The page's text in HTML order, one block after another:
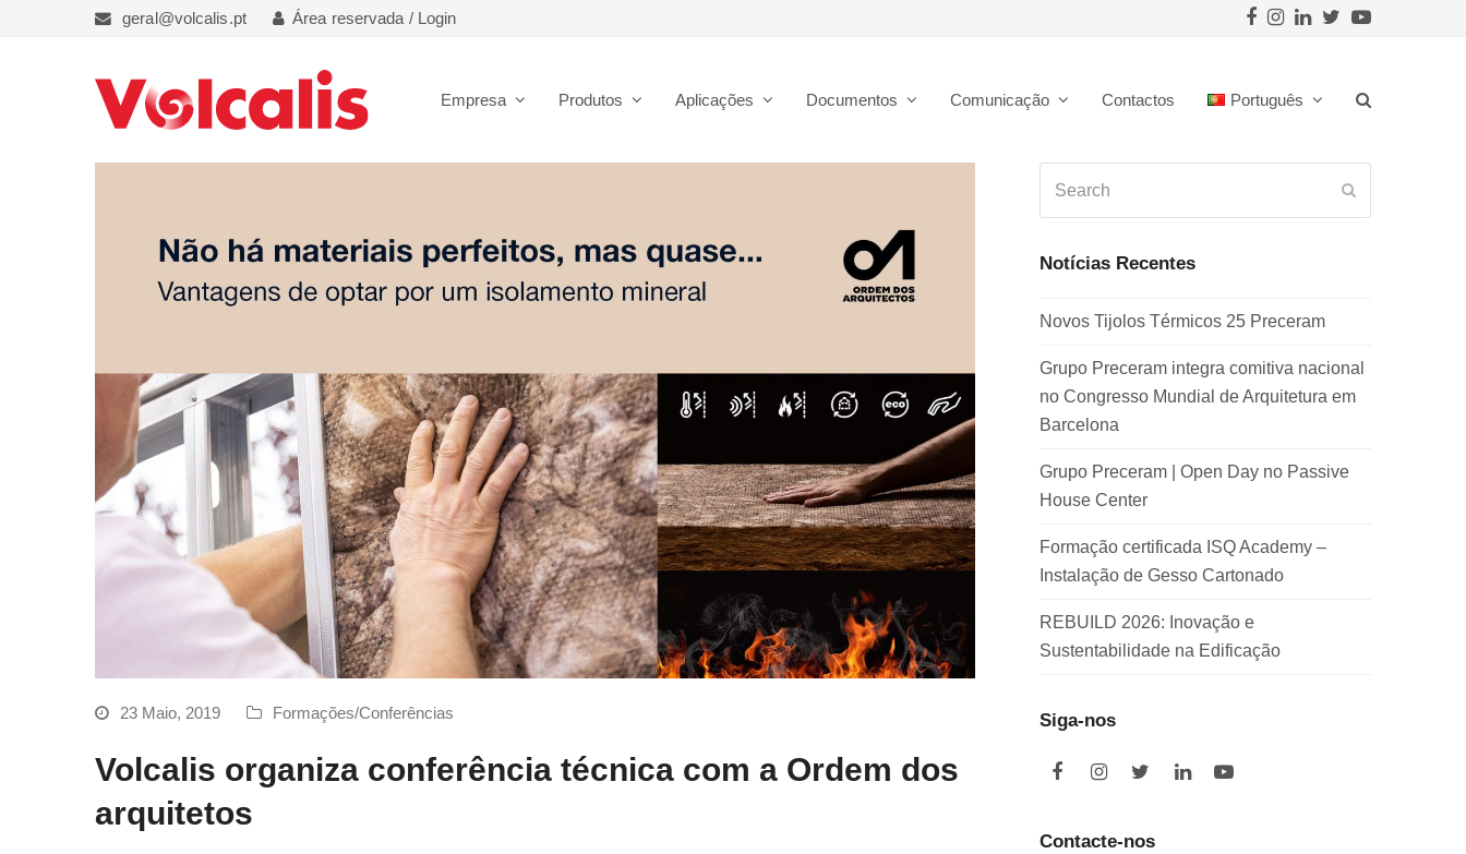
geral@volcalis.pt Área reservada / Login Facebook
Instagram
LinkedIn
Twitter
Empresa Produtos Aplicações Documentos Comunicação Contactos Português
23 Maio, 2019 Formações/Conferências
Volcalis organiza conferência técnica com a Ordem dos
arquitetos
Notícias Recentes
Novos Tijolos Térmicos 25 Preceram
Grupo Preceram integra comitiva nacional
no Congresso Mundial de Arquitetura em
Barcelona
Grupo Preceram | Open Day no Passive
House Center
Formação certificada ISQ Academy –
Instalação de Gesso Cartonado
REBUILD 2026: Inovação e
Sustentabilidade na Edificação
Siga-nos
F
e
I
t
T
t
L
Y
Contacte-nos